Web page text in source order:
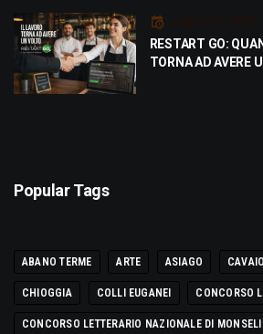
Luglio 21, 2026
RESTART GO:
TORNA AD AVERE
Popular Tags
ABANO TERME ARTE ASIAGO
CHIOGGIA COLLI EUGANEI CONCORSO
CONCORSO LETTERARIO NAZIONALE DI